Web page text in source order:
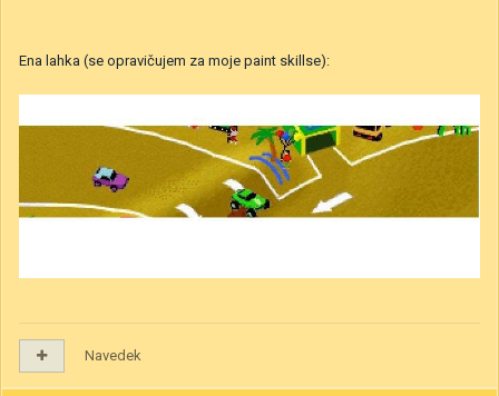
Ena lahka (se opravičujem za moje paint skillse):
Navedek